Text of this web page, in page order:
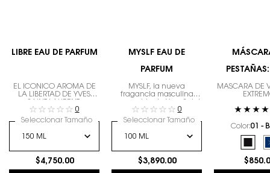
LIBRE EAU DE PARFUM
EL ICÓNICO AROMA DE
LA LIBERTAD DE YVES
0
Seleccionar Tamaño
$4,750.00
MYSLF EAU DE
PARFUM
MYSLF, la nueva
fragancia masculina
Laurent. La expresión del
hombre que eres con
0
Seleccionar Tamaño
$3,890.00
MÁSCARA DE
Color:01 -
01 -